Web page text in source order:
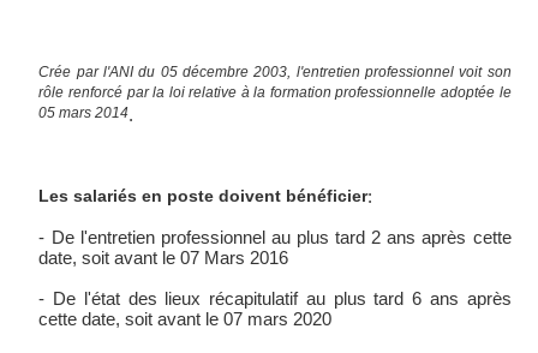
Crée par l'ANI du 05 décembre 2003, l'entretien professionnel voit son
rôle renforcé par la loi relative à la formation professionnelle adoptée le
05 mars 2014.
Les salariés en poste doivent bénéficier:
- De l'entretien professionnel au plus tard 2 ans après cette
date, soit avant le 07 Mars 2016
- De l'état des lieux récapitulatif au plus tard 6 ans après
cette date, soit avant le 07 mars 2020